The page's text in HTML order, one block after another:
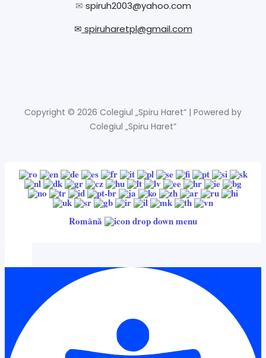
✉ spiruh2003@yahoo.com
✉ spiruharetpl@gmail.com
Copyright © 2026 Colegiul „Spiru Haret” | Powered by
Colegiul „Spiru Haret”
Română